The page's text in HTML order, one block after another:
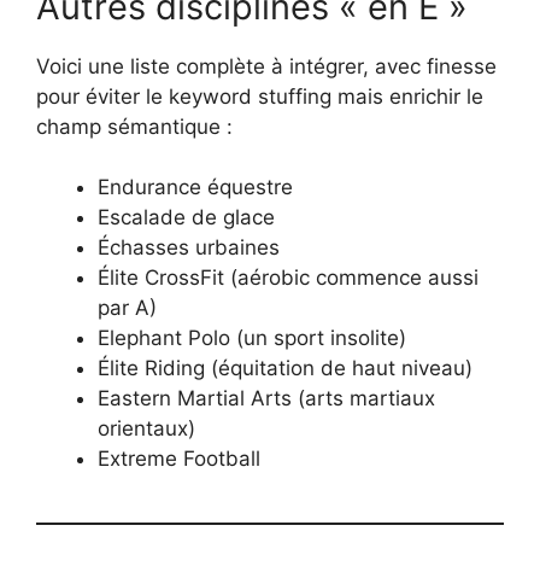
Voici une liste complète à intégrer, avec finesse
pour éviter le keyword stuffing mais enrichir le
champ sémantique :
Endurance équestre
Escalade de glace
Échasses urbaines
Élite CrossFit (aérobic commence aussi
par A)
Elephant Polo (un sport insolite)
Élite Riding (équitation de haut niveau)
Eastern Martial Arts (arts martiaux
orientaux)
Extreme Football